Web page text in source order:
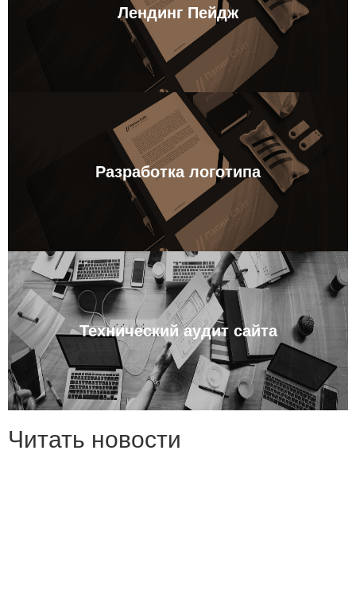
Лендинг Пейдж
Разработка логотипа
Технический аудит сайта
Читать новости